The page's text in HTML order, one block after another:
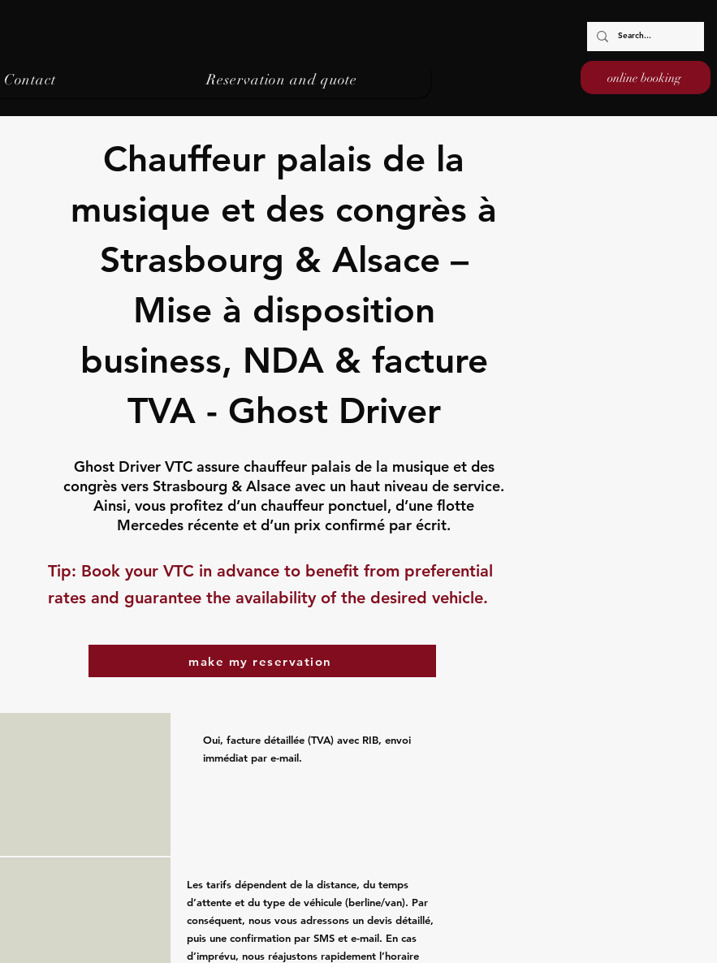
Contact Reservation and quote online booking
Chauffeur palais de la
musique et des congrès à
Strasbourg & Alsace –
Mise à disposition
business, NDA & facture
TVA - Ghost Driver
Ghost Driver VTC assure chauffeur palais de la musique et des
congrès vers Strasbourg & Alsace avec un haut niveau de service.
Ainsi, vous profitez d’un chauffeur ponctuel, d’une flotte
Mercedes récente et d’un prix confirmé par écrit.
​Tip: Book your VTC in advance to benefit from preferential
rates and guarantee the availability of the desired vehicle.
make my reservation
Oui, facture détaillée (TVA) avec RIB, envoi
immédiat par e-mail.
Les tarifs dépendent de la distance, du temps
d’attente et du type de véhicule (berline/van). Par
conséquent, nous vous adressons un devis détaillé,
puis une confirmation par SMS et e-mail. En cas
d’imprévu, nous réajustons rapidement l’horaire